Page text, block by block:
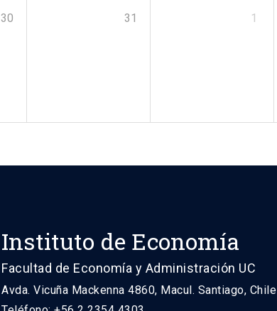
30 31 1
Instituto de Economía
Facultad de Economía y Administración UC
Avda. Vicuña Mackenna 4860, Macul. Santiago, Chile